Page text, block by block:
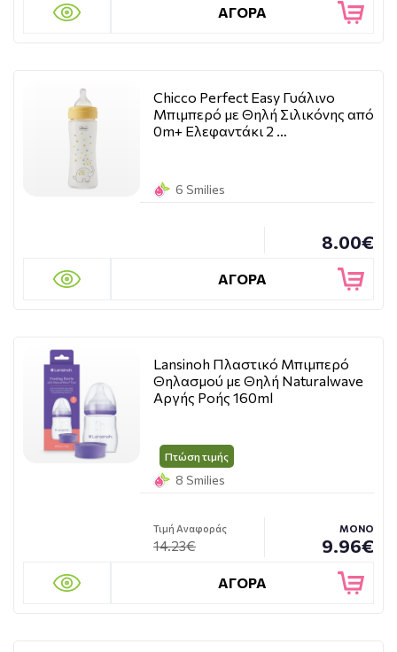
ΑΓΟΡΑ
Chicco Perfect Easy Γυάλινο
Μπιμπερό με Θηλή Σιλικόνης από
0m+ Ελεφαντάκι 2 …
6 Smilies
8.00€
ΑΓΟΡΑ
Lansinoh Πλαστικό Μπιμπερό
Θηλασμού με Θηλή Naturalwave
Αργής Ροής 160ml
Πτώση τιμής
8 Smilies
Τιμή Αναφοράς
14.23€
ΜΟΝΟ
9.96€
ΑΓΟΡΑ